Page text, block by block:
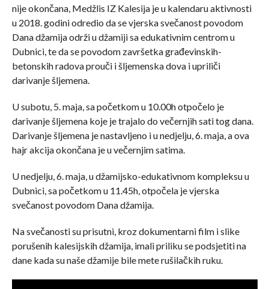
nije okončana, Medžlis IZ Kalesija je u kalendaru aktivnosti
u 2018. godini odredio da se vjerska svečanost povodom
Dana džamija održi u džamiji sa edukativnim centrom u
Dubnici, te da se povodom završetka građevinskih-
betonskih radova prouči i šljemenska dova i upriliči
darivanje šljemena.
U subotu, 5. maja, sa početkom u 10.00h otpočelo je
darivanje šljemena koje je trajalo do večernjih sati tog dana.
Darivanje šljemena je nastavljeno i u nedjelju, 6. maja, a ova
hajr akcija okončana je u večernjim satima.
U nedjelju, 6. maja, u džamijsko-edukativnom kompleksu u
Dubnici, sa početkom u 11.45h, otpočela je vjerska
svečanost povodom Dana džamija.
Na svečanosti su prisutni, kroz dokumentarni film i slike
porušenih kalesijskih džamija, imali priliku se podsjetiti na
dane kada su naše džamije bile mete rušilačkih ruku.